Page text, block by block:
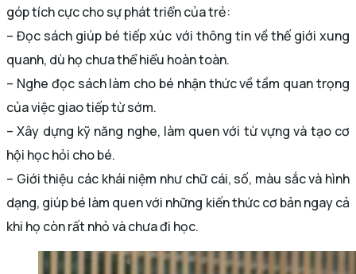
góp tích cực cho sự phát triển của trẻ:
– Đọc sách giúp bé tiếp xúc với thông tin về thế giới xung
quanh, dù họ chưa thể hiểu hoàn toàn.
– Nghe đọc sách làm cho bé nhận thức về tầm quan trọng
của việc giao tiếp từ sớm.
– Xây dựng kỹ năng nghe, làm quen với từ vựng và tạo cơ
hội học hỏi cho bé.
– Giới thiệu các khái niệm như chữ cái, số, màu sắc và hình
dạng, giúp bé làm quen với những kiến thức cơ bản ngay cả
khi họ còn rất nhỏ và chưa đi học.